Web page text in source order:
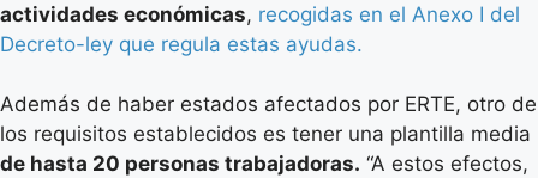
actividades económicas, recogidas en el Anexo I del
Decreto-ley que regula estas ayudas.
Además de haber estados afectados por ERTE, otro de
los requisitos establecidos es tener una plantilla media
de hasta 20 personas trabajadoras. “A estos efectos,